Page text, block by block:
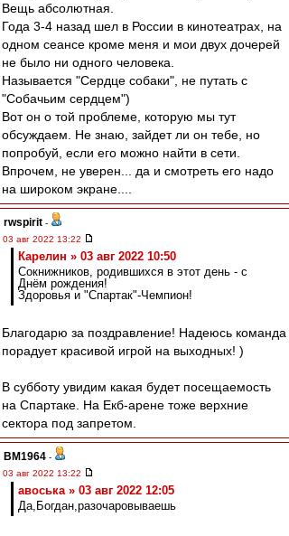
Вещь абсолютная.
Года 3-4 назад шел в России в кинотеатрах, на
одном сеансе кроме меня и мои двух дочерей
не было ни одного человека.
Называется "Сердце собаки", не путать с
"Собачьим сердцем")
Вот он о той проблеме, которую мы тут
обсуждаем. Не знаю, зайдет ли он тебе, но
попробуй, если его можно найти в сети.
Впрочем, не уверен... да и смотреть его надо
на широком экране....
rwspirit -
03 авг 2022 13:22
Карелин » 03 авг 2022 10:50
Сокнижников, родившихся в этот день - с
Днём рождения!
Здоровья и "Спартак"-Чемпион!
Благодарю за поздравление! Надеюсь команда
порадует красивой игрой на выходных! )
В субботу увидим какая будет посещаемость
на Спартаке. На Екб-арене тоже верхние
сектора под запретом.
BM1964 -
03 авг 2022 13:22
авоська » 03 авг 2022 12:05
Да,Богдан,разочаровываешь